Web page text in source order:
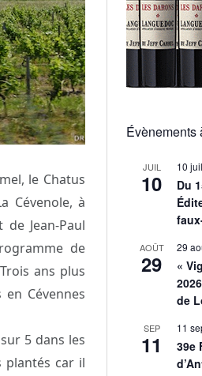
le Chatus
Cévenole, à
Jean-Paul
de
ans plus
Cévennes
5 dans les
plantés car il
Évènements
JUIL
10
10
Du
AOÛT
29
29
«
de
SEP
11
11
39e